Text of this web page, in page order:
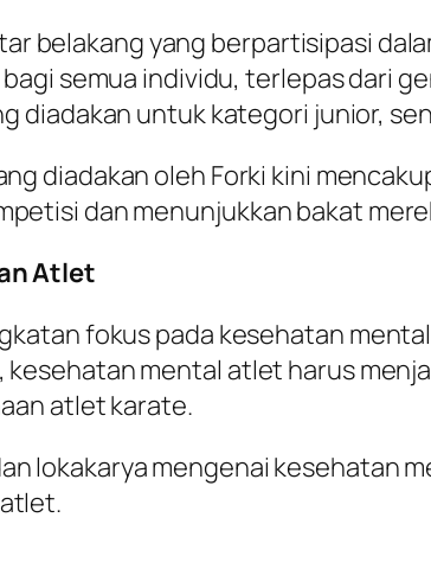
belakang yang berpartisipasi
semua individu, terlepas dari
diadakan untuk kategori junior,
diadakan oleh Forki kini
dan menunjukkan bakat
Atlet
fokus pada kesehatan
mental atlet harus
atlet karate.
lokakarya mengenai kesehatan